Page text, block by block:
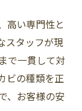
高い専門性と
スタッフが現
で一貫して対
ビの種類を正
、お客様の安